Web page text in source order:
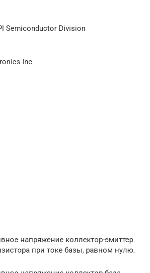
Semiconductor Division
Inc
напряжение коллектор-эмиттер
при токе базы, равном нулю.